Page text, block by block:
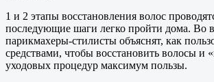
1 и 2 этапы восстановления волос
последующие шаги легко пройти дома. Во
парикмахеры-стилисты объяснят, как
средствами, чтобы восстановить волосы и
уходовых процедур максимум пользы.